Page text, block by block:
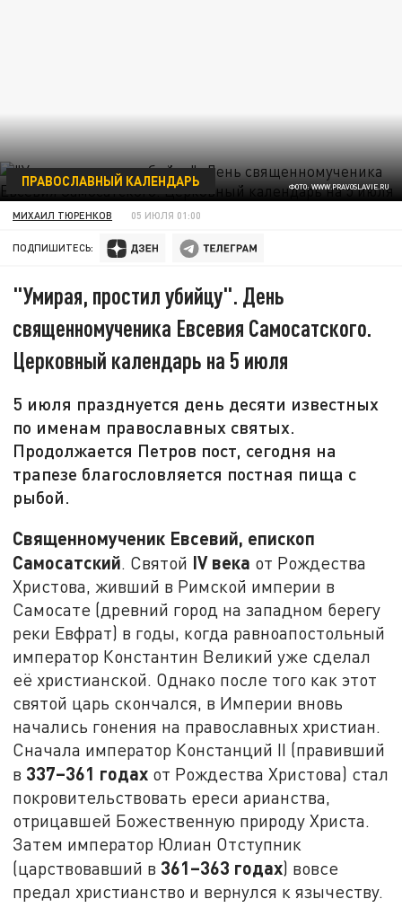
ФОТО: WWW.PRAVOSLAVIE.RU
ПРАВОСЛАВНЫЙ КАЛЕНДАРЬ
МИХАИЛ ТЮРЕНКОВ 05 ИЮЛЯ 01:00
ПОДПИШИТЕСЬ:
"Умирая, простил убийцу". День
священномученика Евсевия Самосатского.
Церковный календарь на 5 июля
5 июля празднуется день десяти известных
по именам православных святых.
Продолжается Петров пост, сегодня на
трапезе благословляется постная пища с
рыбой.
Священномученик Евсевий, епископ
Самосатский. Святой IVвека от Рождества
Христова, живший в Римской империи в
Самосате (древний город на западном берегу
реки Евфрат) в годы, когда равноапостольный
император Константин Великий уже сделал
её христианской. Однако после того как этот
святой царь скончался, в Империи вновь
начались гонения на православных христиан.
Сначала император Констанций II (правивший
в 337–361 годах от Рождества Христова) стал
покровительствовать ереси арианства,
отрицавшей Божественную природу Христа.
Затем император Юлиан Отступник
(царствовавший в 361–363 годах) вовсе
предал христианство и вернулся к язычеству.